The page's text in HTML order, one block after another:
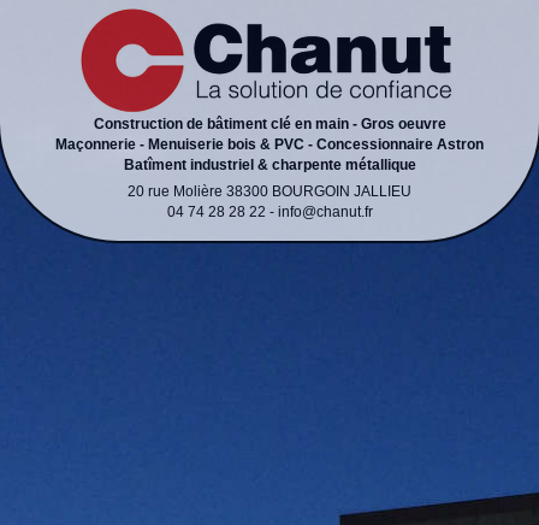
Construction de bâtiment clé en main - Gros oeuvre
Maçonnerie - Menuiserie bois & PVC - Concessionnaire Astron
Batîment industriel & charpente métallique
20 rue Molière 38300 BOURGOIN JALLIEU
04 74 28 28 22 - info@chanut.fr